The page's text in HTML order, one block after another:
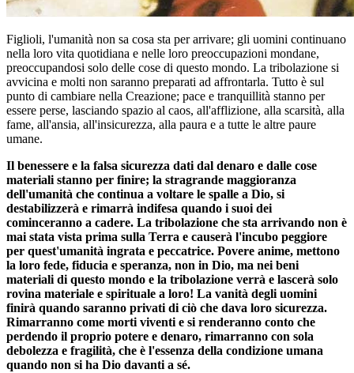
Figlioli, l'umanità non sa cosa sta per arrivare; gli uomini continuano
nella loro vita quotidiana e nelle loro preoccupazioni mondane,
preoccupandosi solo delle cose di questo mondo. La tribolazione si
avvicina e molti non saranno preparati ad affrontarla. Tutto è sul
punto di cambiare nella Creazione; pace e tranquillità stanno per
essere perse, lasciando spazio al caos, all'afflizione, alla scarsità, alla
fame, all'ansia, all'insicurezza, alla paura e a tutte le altre paure
umane.
Il benessere e la falsa sicurezza dati dal denaro e dalle cose
materiali stanno per finire; la stragrande maggioranza
dell'umanità che continua a voltare le spalle a Dio, si
destabilizzerà e rimarrà indifesa quando i suoi dei
cominceranno a cadere. La tribolazione che sta arrivando non è
mai stata vista prima sulla Terra e causerà l'incubo peggiore
per quest'umanità ingrata e peccatrice. Povere anime, mettono
la loro fede, fiducia e speranza, non in Dio, ma nei beni
materiali di questo mondo e la tribolazione verrà e lascerà solo
rovina materiale e spirituale a loro! La vanità degli uomini
finirà quando saranno privati di ciò che dava loro sicurezza.
Rimarranno come morti viventi e si renderanno conto che
perdendo il proprio potere e denaro, rimarranno con sola
debolezza e fragilità, che è l'essenza della condizione umana
quando non si ha Dio davanti a sé.